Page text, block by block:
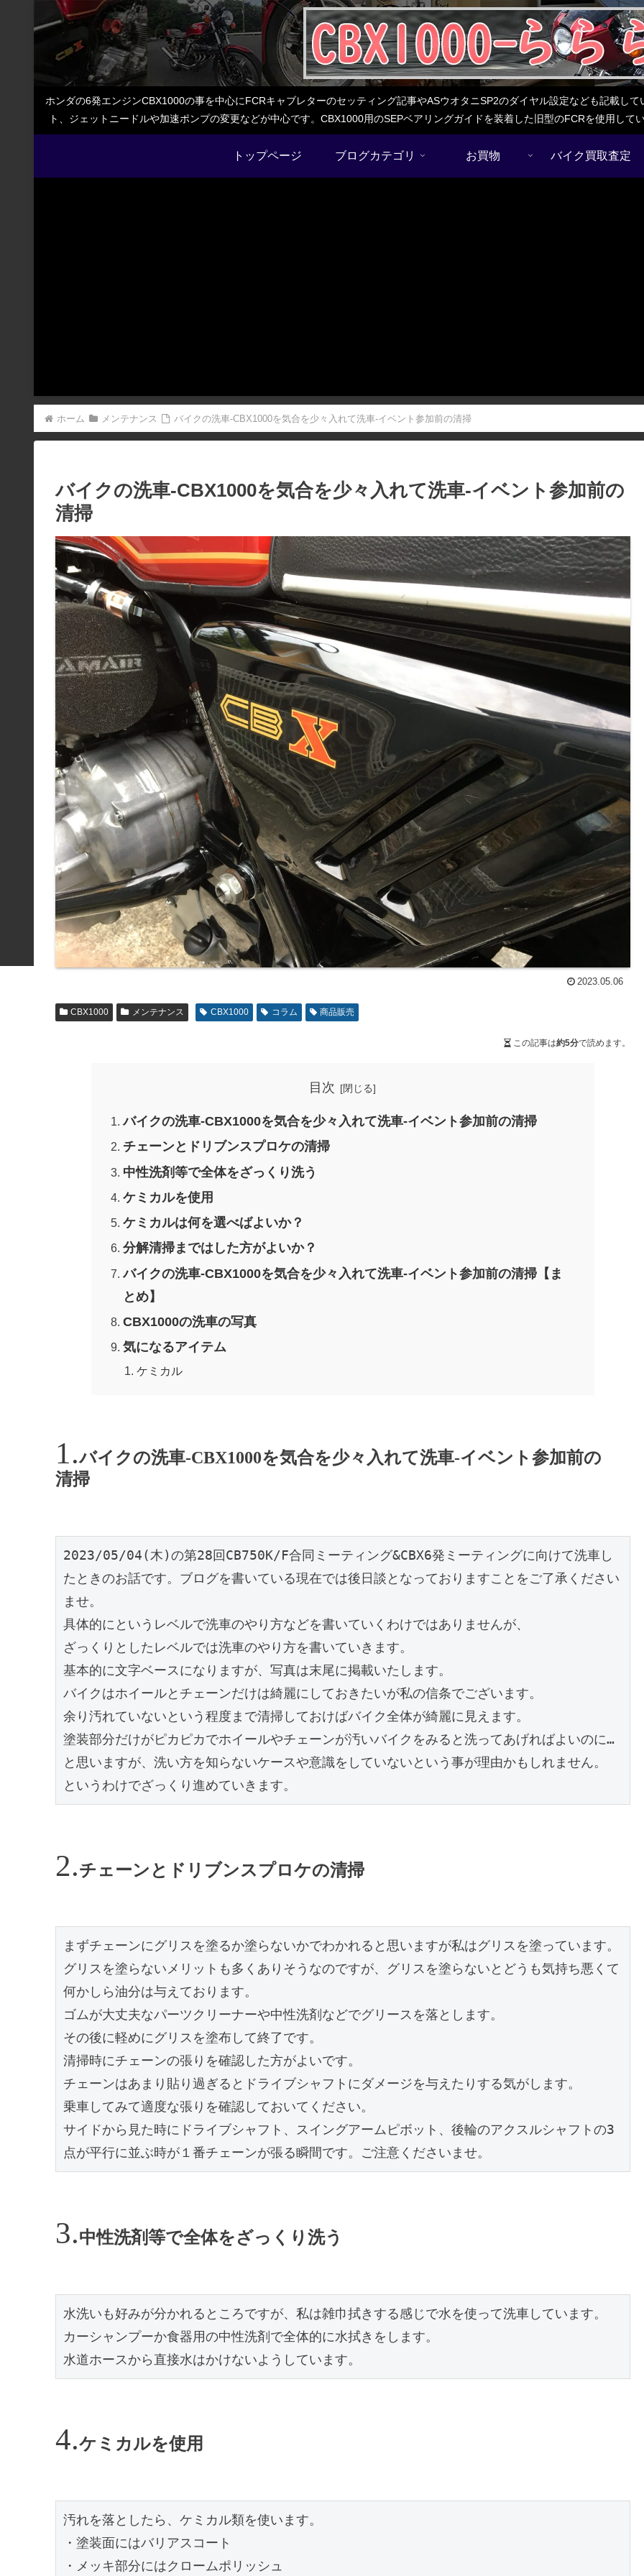
ホンダの6発エンジンCBX1000の事を中心にFCRキャブレターのセッティング記事やASウオタニSP2のダイヤル設定なども記載し
ト、ジェットニードルや加速ポンプの変更などが中心です。CBX1000用のSEPベアリングガイドを装着した旧型のFCRを使用し
トップページ ブログカテゴリ お買物 バイク買取査定
ホーム メンテナンス バイクの洗車-CBX1000を気合を少々入れて洗車-イベント参加前の清掃
バイクの洗車-CBX1000を気合を少々入れて洗車-イベント参加前の
清掃
2023.05.06
CBX1000 メンテナンス CBX1000 コラム 商品販売
この記事は約5分で読めます。
目次
バイクの洗車-CBX1000を気合を少々入れて洗車-イベント参加前の清掃
チェーンとドリブンスプロケの清掃
中性洗剤等で全体をざっくり洗う
ケミカルを使用
ケミカルは何を選べばよいか？
分解清掃まではした方がよいか？
バイクの洗車-CBX1000を気合を少々入れて洗車-イベント参加前の清掃【ま
とめ】
CBX1000の洗車の写真
気になるアイテム
ケミカル
バイクの洗車-CBX1000を気合を少々入れて洗車-イベント参加前の
清掃
2023/05/04(木)の第28回CB750K/F合同ミーティング&CBX6発ミーティングに向けて洗車し
たときのお話です。ブログを書いている現在では後日談となっておりますことをご了承ください
ませ。
具体的にというレベルで洗車のやり方などを書いていくわけではありませんが、
ざっくりとしたレベルでは洗車のやり方を書いていきます。
基本的に文字ベースになりますが、写真は末尾に掲載いたします。
バイクはホイールとチェーンだけは綺麗にしておきたいが私の信条でございます。
余り汚れていないという程度まで清掃しておけばバイク全体が綺麗に見えます。
塗装部分だけがピカピカでホイールやチェーンが汚いバイクをみると洗ってあげればよいのに…
と思いますが、洗い方を知らないケースや意識をしていないという事が理由かもしれません。
というわけでざっくり進めていきます。
チェーンとドリブンスプロケの清掃
まずチェーンにグリスを塗るか塗らないかでわかれると思いますが私はグリスを塗っています。
グリスを塗らないメリットも多くありそうなのですが、グリスを塗らないとどうも気持ち悪くて
何かしら油分は与えております。
ゴムが大丈夫なパーツクリーナーや中性洗剤などでグリースを落とします。
その後に軽めにグリスを塗布して終了です。
清掃時にチェーンの張りを確認した方がよいです。
チェーンはあまり貼り過ぎるとドライブシャフトにダメージを与えたりする気がします。
乗車してみて適度な張りを確認しておいてください。
サイドから見た時にドライブシャフト、スイングアームピボット、後輪のアクスルシャフトの3
点が平行に並ぶ時が１番チェーンが張る瞬間です。ご注意くださいませ。
中性洗剤等で全体をざっくり洗う
水洗いも好みが分かれるところですが、私は雑巾拭きする感じで水を使って洗車しています。
カーシャンプーか食器用の中性洗剤で全体的に水拭きをします。
水道ホースから直接水はかけないようしています。
ケミカルを使用
汚れを落としたら、ケミカル類を使います。
・塗装面にはバリアスコート
・メッキ部分にはクロームポリッシュ